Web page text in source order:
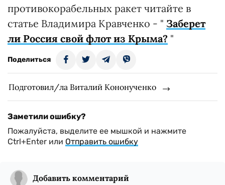
противокорабельных ракет читайте в
статье Владимира Кравченко - " Заберет
ли Россия свой флот из Крыма? "
Поделиться
Подготовил/ла Виталий Кононученко
Заметили ошибку?
Пожалуйста, выделите ее мышкой и нажмите
Ctrl+Enter или Отправить ошибку
Добавить комментарий